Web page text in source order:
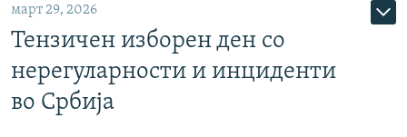
март 29, 2026
Тензичен изборен ден со
нерегуларности и инциденти
во Србија